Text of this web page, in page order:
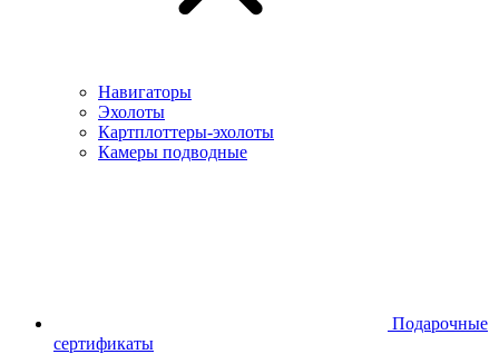
Навигаторы
Эхолоты
Картплоттеры-эхолоты
Камеры подводные
Подарочные
сертификаты